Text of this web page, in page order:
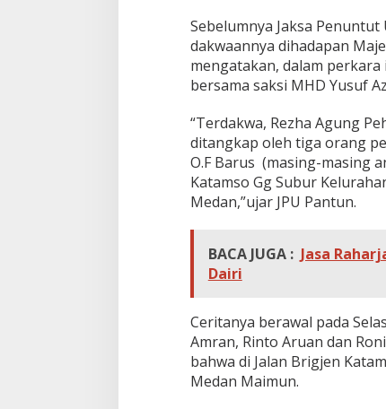
Sebelumnya Jaksa
dakwaannya dihadapan
mengatakan, dalam
bersama saksi MHD Yusuf
“Terdakwa, Rezha Agung
ditangkap oleh tiga orang
O.F Barus (masing-masing
Katamso Gg Subur
Medan,”ujar JPU Pantun.
BACA JUGA : Jasa
Dairi
Ceritanya berawal pada
Amran, Rinto Aruan dan
bahwa di Jalan Brigjen
Medan Maimun.